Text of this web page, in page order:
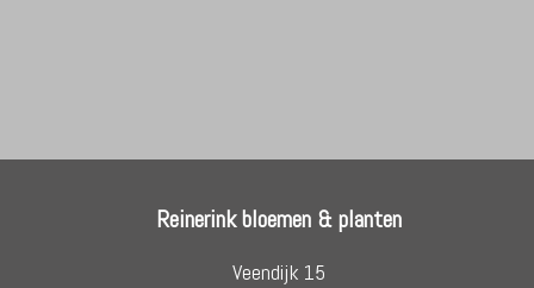
Reinerink bloemen & planten
Veendijk 15